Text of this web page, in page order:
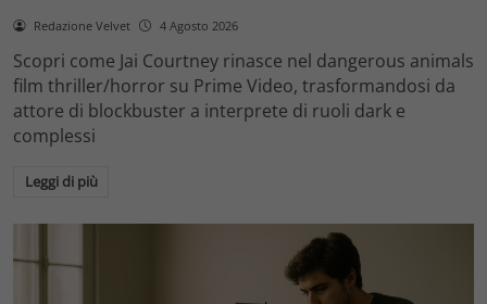
Redazione Velvet 4 Agosto 2026
Scopri come Jai Courtney rinasce nel dangerous animals
film thriller/horror su Prime Video, trasformandosi da
attore di blockbuster a interprete di ruoli dark e
complessi
Leggi di più